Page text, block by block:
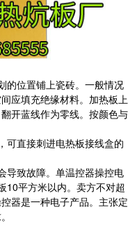
位置铺上瓷砖。一般情况
应填充绝缘材料。加热板上
开蓝线作为零线。按颜色与
直接刺进电热板接线盒的
致故障。单温控器操控电
10平方米以内。卖方不对超
器是一种电子产品。主张定